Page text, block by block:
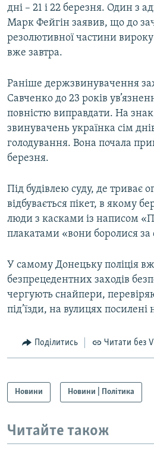
дні – 21 і 22 березня. Один з
Марк Фейгін заявив, що до
резолютивної частини
вже завтра.
Раніше держзвинувачення
Савченко до 23 років
повністю виправдати. На
звинувачень українка сім
голодування. Вона почала
березня.
Під будівлею суду, де триває
відбувається пікет, в якому
люди з касками із написом
плакатами «вони боролися за
У самому Донецьку поліція
безпрецедентних заходів
чергують снайпери,
під’їзди, на вулицях посилені
Поділитись Читати без
Новини Новини | Політика
Читайте також